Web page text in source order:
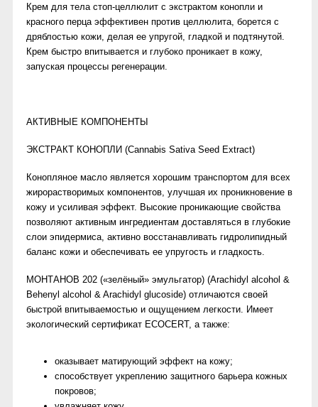
Крем для тела стоп-целлюлит с экстрактом конопли и
красного перца эффективен против целлюлита, борется с
дряблостью кожи, делая ее упругой, гладкой и подтянутой.
Крем быстро впитывается и глубоко проникает в кожу,
запуская процессы регенерации.
АКТИВНЫЕ КОМПОНЕНТЫ
ЭКСТРАКТ КОНОПЛИ (Cannabis Sativa Seed Extract)
Конопляное масло является хорошим транспортом для всех
жирорастворимых компонентов, улучшая их проникновение в
кожу и усиливая эффект. Высокие проникающие свойства
позволяют активным ингредиентам доставляться в глубокие
слои эпидермиса, активно восстанавливать гидролипидный
баланс кожи и обеспечивать ее упругость и гладкость.
МОНТАНОВ 202 («зелёный» эмульгатор) (Arachidyl alcohol &
Behenyl alcohol & Arachidyl glucoside) отличаются своей
быстрой впитываемостью и ощущением легкости. Имеет
экологический сертификат ECOCERT, а также:
оказывает матирующий эффект на кожу;
способствует укреплению защитного барьера кожных
покровов;